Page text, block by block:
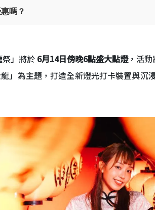
嗎？
」將於 6月14日傍晚6點盛大點燈，活
」為主題，打造全新燈光打卡裝置與